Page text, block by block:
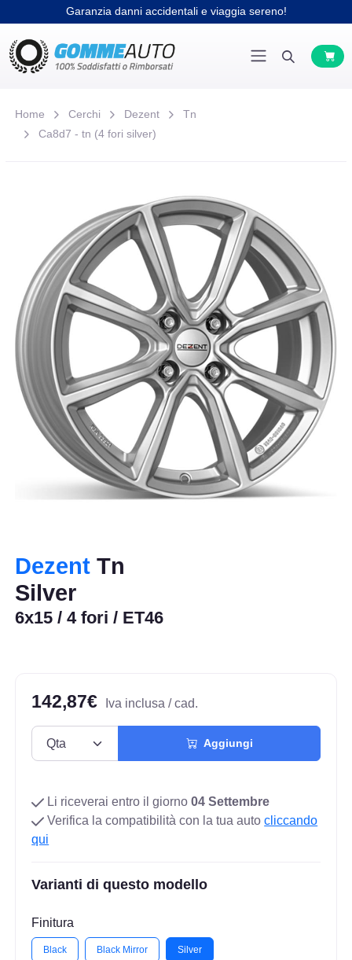
Garanzia danni accidentali e viaggia sereno!
Home Cerchi Dezent
Tn
Ca8d7 - tn (4 fori silver)
Dezent Tn
Silver
6x15 / 4 fori / ET46
142,87€ Iva inclusa / cad.
Aggiungi
Li riceverai entro il giorno04 Settembre
Verifica la compatibilità con la tua autocliccando
qui
Varianti di questo modello
Finitura
Black Black Mirror Silver